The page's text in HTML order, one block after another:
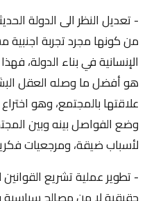
- تعديل النظر الى الدولة
من كونها مجرد تجربة اجنبية
الإنسانية في بناء الدولة،
هو أفضل ما وصله العقل
علاقتها بالمجتمع، وهو
وضع الفواصل بينه وبين
لأسباب ضيقة، ومرجعيات
- تطوير عملية تشريع